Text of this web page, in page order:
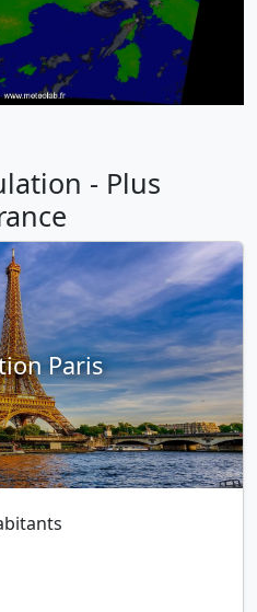
- Plus
Paris